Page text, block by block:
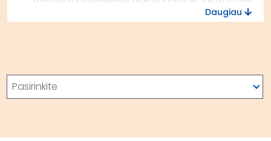
Daugiau
Paieška
Pasirinkite